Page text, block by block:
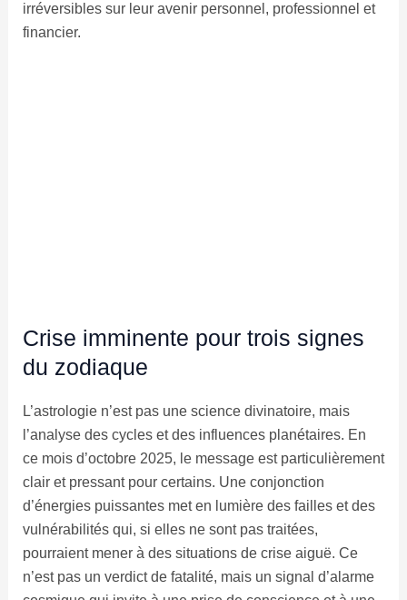
irréversibles sur leur avenir personnel, professionnel et
financier.
Crise imminente pour trois signes
du zodiaque
L’astrologie n’est pas une science divinatoire, mais
l’analyse des cycles et des influences planétaires. En
ce mois d’octobre 2025, le message est particulièrement
clair et pressant pour certains. Une conjonction
d’énergies puissantes met en lumière des failles et des
vulnérabilités qui, si elles ne sont pas traitées,
pourraient mener à des situations de crise aiguë. Ce
n’est pas un verdict de fatalité, mais un signal d’alarme